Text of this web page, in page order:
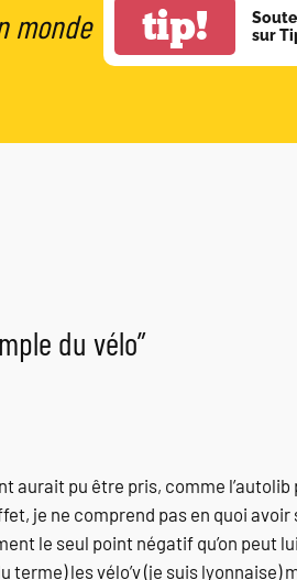
monde
tip!
sur
du vélo”
aurait pu être pris, comme
je ne comprend pas en quoi
le seul point négatif qu’on peut
terme) les vélo’v (je suis